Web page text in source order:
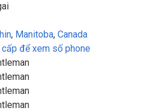
, Manitoba, Canada
cấp để xem số phone